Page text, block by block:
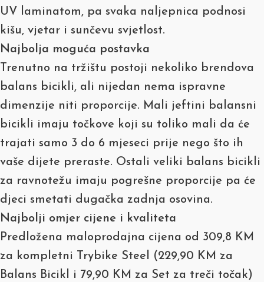
UV laminatom, pa svaka naljepnica podnosi
kišu, vjetar i sunčevu svjetlost.
Najbolja moguća postavka
Trenutno na tržištu postoji nekoliko brendova
balans bicikli, ali nijedan nema ispravne
dimenzije niti proporcije. Mali jeftini balansni
bicikli imaju točkove koji su toliko mali da će
trajati samo 3 do 6 mjeseci prije nego što ih
vaše dijete preraste. Ostali veliki balans bicikli
za ravnotežu imaju pogrešne proporcije pa će
djeci smetati dugačka zadnja osovina.
Najbolji omjer cijene i kvaliteta
Predložena maloprodajna cijena od 309,8 KM
za kompletni Trybike Steel (229,90 KM za
Balans Bicikl i 79,90 KM za Set za treči točak)